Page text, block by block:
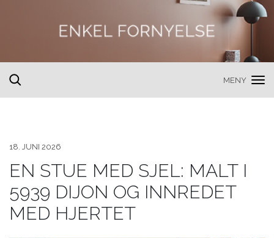
toggle
MENY
18. JUNI 2026
EN STUE MED SJEL: MALT I
5939 DIJON OG INNREDET
MED HJERTET